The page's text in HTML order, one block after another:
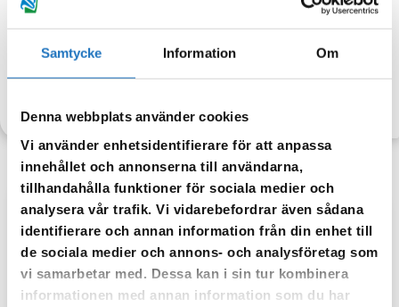
Samtycke Information Om
Denna webbplats använder cookies
Vi använder enhetsidentifierare för att anpassa
innehållet och annonserna till användarna,
tillhandahålla funktioner för sociala medier och
analysera vår trafik. Vi vidarebefordrar även sådana
identifierare och annan information från din enhet till
de sociala medier och annons- och analysföretag som
vi samarbetar med. Dessa kan i sin tur kombinera
informationen med annan information som du har
Tappa gärna upp vatten för eget behov. När vattnet släpps på igen
Anmäl dig till vår sms-tjänst.
Vår sms-tjänst använder vi enbart för att kunna informera dig
om driftstörningar och andra händelser som kan påverka dig
som fastighetsägare.